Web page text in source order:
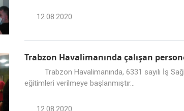
12.08.2020
Trabzon Havalimanında çalışan
Trabzon Havalimanında, 6331 sayılı İş
eğitimleri verilmeye başlanmıştır...
12.08.2020